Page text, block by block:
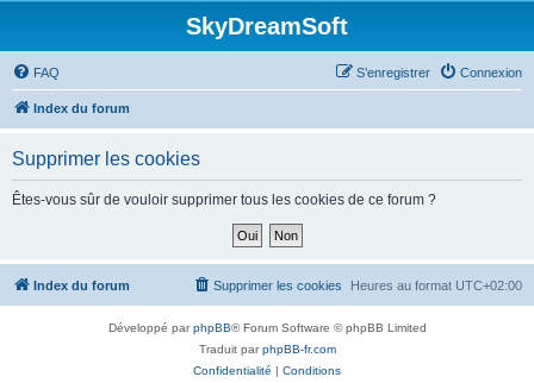
SkyDreamSoft
FAQ Connexion
S’enregistrer
Index du forum
Supprimer les cookies
Êtes-vous sûr de vouloir supprimer tous les cookies de ce forum ?
Index du forum Heures au format UTC+02:00
Supprimer les cookies
Développé parphpBB® Forum Software © phpBB Limited
Traduit parphpBB-fr.com
Confidentialité | Conditions